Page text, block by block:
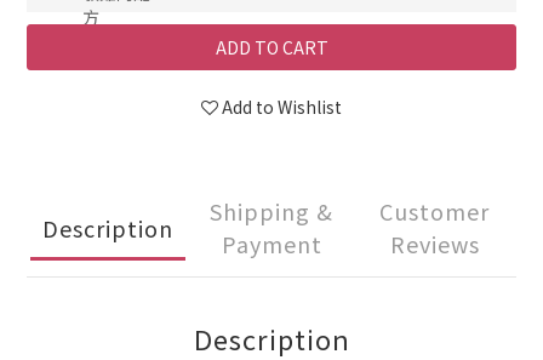
ADD TO CART
Add to Wishlist
Description
Shipping &
Payment
Customer
Reviews
Description